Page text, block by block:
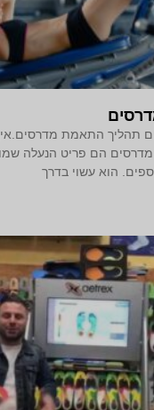
תהליך התאמת
הם פריט הנעלה
הוא עשוי בדרך